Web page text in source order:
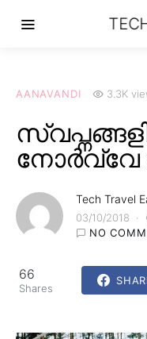
AANAVANDI 3.3K
നോര്‍വ്വേ
Tech Travel
03/10/2018
NO
66
Shares